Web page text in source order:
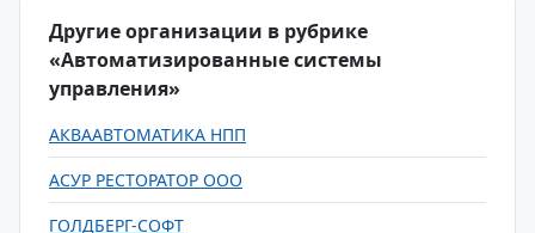
Другие организации в рубрике
«Автоматизированные системы
управления»
АКВААВТОМАТИКА НПП
АСУР РЕСТОРАТОР ООО
ГОЛДБЕРГ-СОФТ